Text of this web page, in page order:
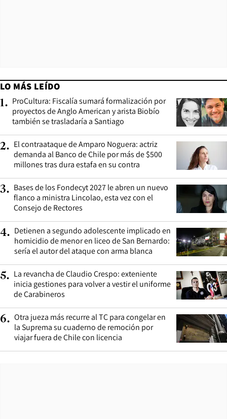
LO MÁS LEÍDO
1. ProCultura: Fiscalía sumará formalización por
proyectos de Anglo American y arista Biobío
también se trasladaría a Santiago
2. El contraataque de Amparo Noguera: actriz
demanda al Banco de Chile por más de $500
millones tras dura estafa en su contra
3. Bases de los Fondecyt 2027 le abren un nuevo
flanco a ministra Lincolao, esta vez con el
Consejo de Rectores
4. Detienen a segundo adolescente implicado en
homicidio de menor en liceo de San Bernardo:
sería el autor del ataque con arma blanca
5. La revancha de Claudio Crespo: exteniente
inicia gestiones para volver a vestir el uniforme
de Carabineros
6. Otra jueza más recurre al TC para congelar en
la Suprema su cuaderno de remoción por
viajar fuera de Chile con licencia